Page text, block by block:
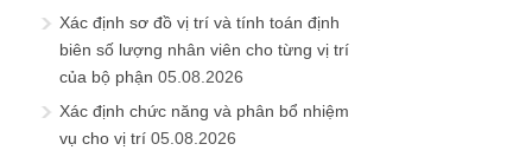
Xác định sơ đồ vị trí và tính toán định
biên số lượng nhân viên cho từng vị trí
của bộ phận 05.08.2026
Xác định chức năng và phân bổ nhiệm
vụ cho vị trí 05.08.2026